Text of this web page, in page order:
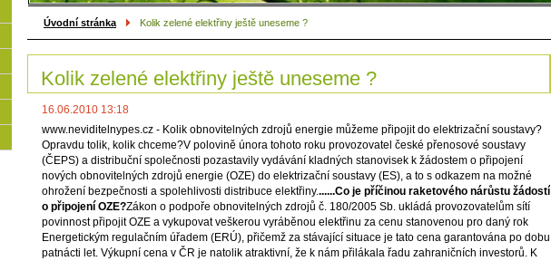
Úvodní stránka Kolik zelené elektřiny ještě uneseme ?
Kolik zelené elektřiny ještě uneseme ?
16.06.2010 13:18
www.neviditelnypes.cz - Kolik obnovitelných zdrojů energie můžeme připojit do elektrizační soustavy?
Opravdu tolik, kolik chceme?V polovině února tohoto roku provozovatel české přenosové soustavy
(ČEPS) a distribuční společnosti pozastavily vydávání kladných stanovisek k žádostem o připojení
nových obnovitelných zdrojů energie (OZE) do elektrizační soustavy (ES), a to s odkazem na možné
ohrožení bezpečnosti a spolehlivosti distribuce elektřiny.......Co je příčinou raketového nárůstu žádostí
o připojení OZE?Zákon o podpoře obnovitelných zdrojů č. 180/2005 Sb. ukládá provozovatelům sítí
povinnost připojit OZE a vykupovat veškerou vyráběnou elektřinu za cenu stanovenou pro daný rok
Energetickým regulačním úřadem (ERÚ), přičemž za stávající situace je tato cena garantována po dobu
patnácti let. Výkupní cena v ČR je natolik atraktivní, že k nám přilákala řadu zahraničních investorů. K